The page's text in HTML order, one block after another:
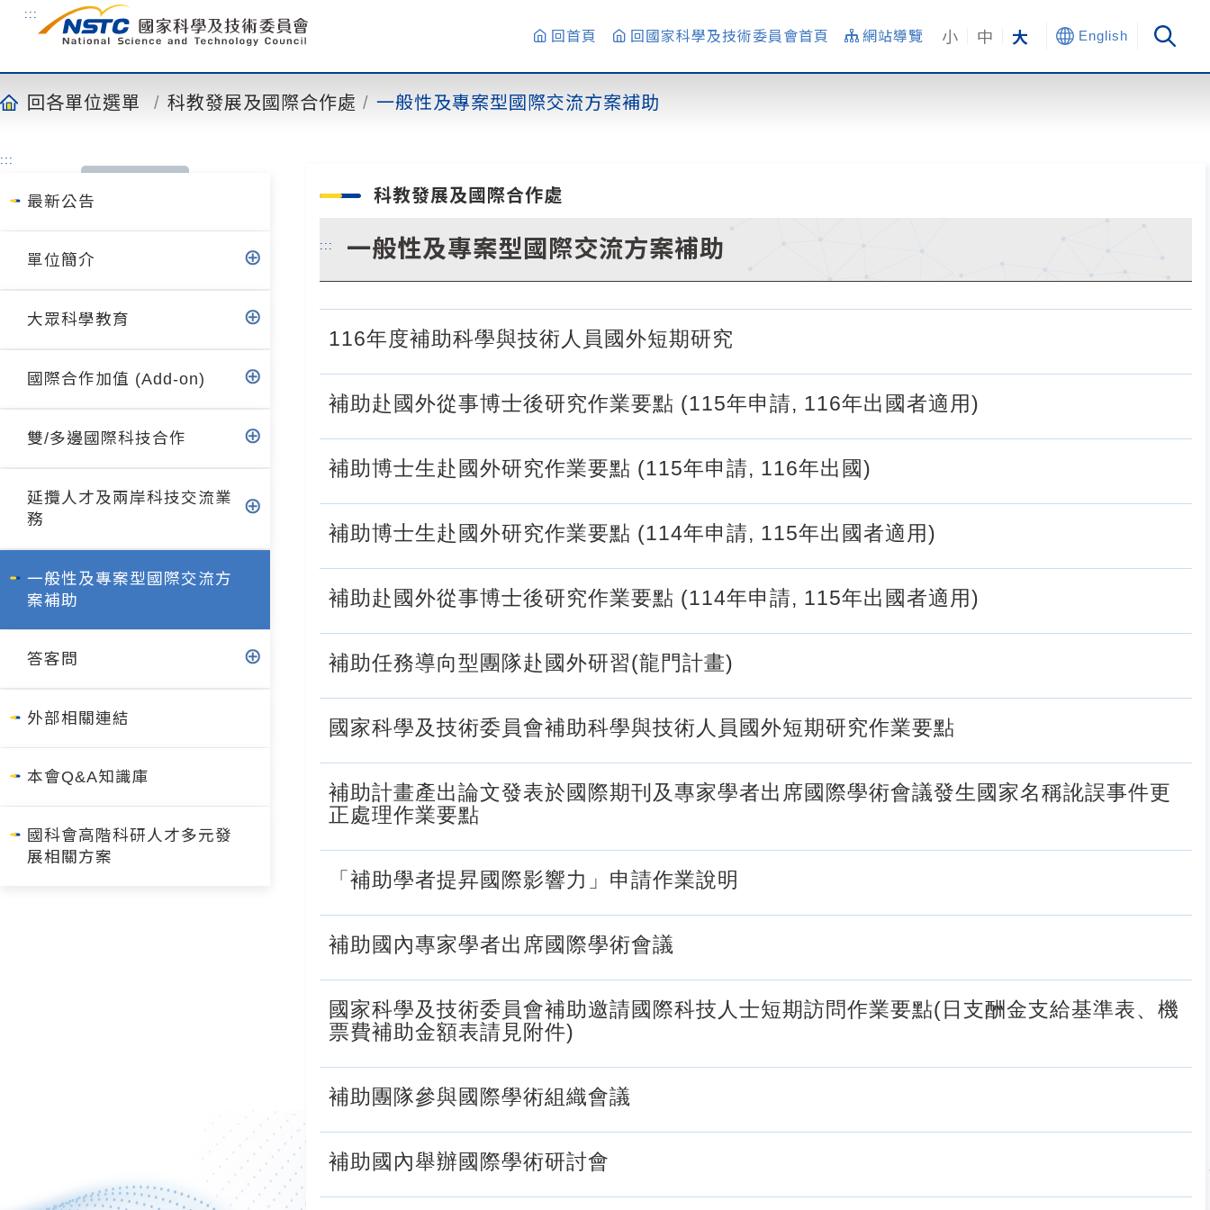
內
容
:::
回首頁 回國家科學及技術委員會首頁 網站導覽 小 中 大 English
回各單位選單 科教發展及國際合作處 一般性及專案型國際交流方案補助
:::
最新公告
單位簡介
大眾科學教育
國際合作加值 (Add-on)
雙/多邊國際科技合作
延攬人才及兩岸科技交流業
務
一般性及專案型國際交流方
案補助
答客問
外部相關連結
本會Q&A知識庫
國科會高階科研人才多元發
展相關方案
科教發展及國際合作處
::: 一般性及專案型國際交流方案補助
116年度補助科學與技術人員國外短期研究
補助赴國外從事博士後研究作業要點 (115年申請, 116年出國者適用)
補助博士生赴國外研究作業要點 (115年申請, 116年出國)
補助博士生赴國外研究作業要點 (114年申請, 115年出國者適用)
補助赴國外從事博士後研究作業要點 (114年申請, 115年出國者適用)
補助任務導向型團隊赴國外研習(龍門計畫)
國家科學及技術委員會補助科學與技術人員國外短期研究作業要點
補助計畫產出論文發表於國際期刊及專家學者出席國際學術會議發生國家名稱訛誤事件更
正處理作業要點
「補助學者提昇國際影響力」申請作業說明
補助國內專家學者出席國際學術會議
國家科學及技術委員會補助邀請國際科技人士短期訪問作業要點(日支酬金支給基準表、機
票費補助金額表請見附件)
補助團隊參與國際學術組織會議
補助國內舉辦國際學術研討會